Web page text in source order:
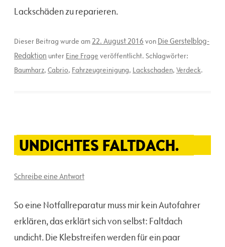
Lackschäden zu reparieren.
Dieser Beitrag wurde am 22. August 2016 von Die Gerstelblog-
Redaktion unter Eine Frage veröffentlicht. Schlagwörter:
Baumharz, Cabrio, Fahrzeugreinigung, Lackschaden, Verdeck.
UNDICHTES FALTDACH.
Schreibe eine Antwort
So eine Notfallreparatur muss mir kein Autofahrer
erklären, das erklärt sich von selbst: Faltdach
undicht. Die Klebstreifen werden für ein paar